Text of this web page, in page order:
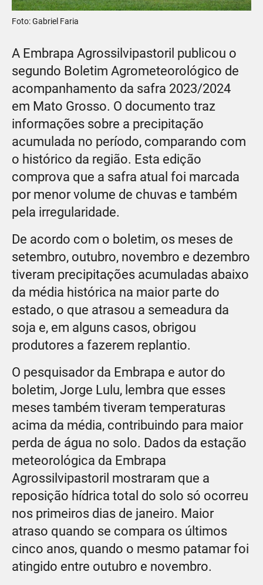
Foto: Gabriel Faria
A Embrapa Agrossilvipastoril publicou o
segundo Boletim Agrometeorológico de
acompanhamento da safra 2023/2024
em Mato Grosso. O documento traz
informações sobre a precipitação
acumulada no período, comparando com
o histórico da região. Esta edição
comprova que a safra atual foi marcada
por menor volume de chuvas e também
pela irregularidade.
De acordo com o boletim, os meses de
setembro, outubro, novembro e dezembro
tiveram precipitações acumuladas abaixo
da média histórica na maior parte do
estado, o que atrasou a semeadura da
soja e, em alguns casos, obrigou
produtores a fazerem replantio.
O pesquisador da Embrapa e autor do
boletim, Jorge Lulu, lembra que esses
meses também tiveram temperaturas
acima da média, contribuindo para maior
perda de água no solo. Dados da estação
meteorológica da Embrapa
Agrossilvipastoril mostraram que a
reposição hídrica total do solo só ocorreu
nos primeiros dias de janeiro. Maior
atraso quando se compara os últimos
cinco anos, quando o mesmo patamar foi
atingido entre outubro e novembro.